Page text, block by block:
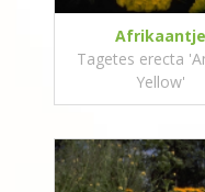
Afrikaantje
Tagetes erecta
Yellow'